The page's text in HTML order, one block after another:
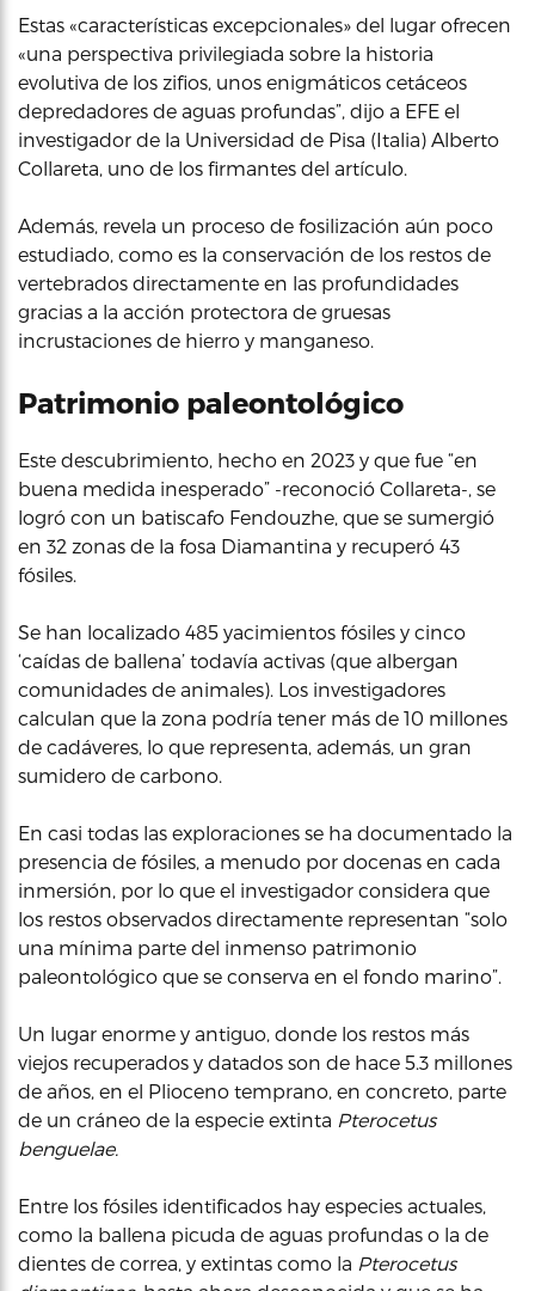
Estas «características excepcionales» del lugar ofrecen
«una perspectiva privilegiada sobre la historia
evolutiva de los zifios, unos enigmáticos cetáceos
depredadores de aguas profundas”, dijo a EFE el
investigador de la Universidad de Pisa (Italia) Alberto
Collareta, uno de los firmantes del artículo.
Además, revela un proceso de fosilización aún poco
estudiado, como es la conservación de los restos de
vertebrados directamente en las profundidades
gracias a la acción protectora de gruesas
incrustaciones de hierro y manganeso.
Patrimonio paleontológico
Este descubrimiento, hecho en 2023 y que fue “en
buena medida inesperado” -reconoció Collareta-, se
logró con un batiscafo Fendouzhe, que se sumergió
en 32 zonas de la fosa Diamantina y recuperó 43
fósiles.
Se han localizado 485 yacimientos fósiles y cinco
‘caídas de ballena’ todavía activas (que albergan
comunidades de animales). Los investigadores
calculan que la zona podría tener más de 10 millones
de cadáveres, lo que representa, además, un gran
sumidero de carbono.
En casi todas las exploraciones se ha documentado la
presencia de fósiles, a menudo por docenas en cada
inmersión, por lo que el investigador considera que
los restos observados directamente representan “solo
una mínima parte del inmenso patrimonio
paleontológico que se conserva en el fondo marino”.
Un lugar enorme y antiguo, donde los restos más
viejos recuperados y datados son de hace 5.3 millones
de años, en el Plioceno temprano, en concreto, parte
de un cráneo de la especie extinta Pterocetus
benguelae.
Entre los fósiles identificados hay especies actuales,
como la ballena picuda de aguas profundas o la de
dientes de correa, y extintas como la Pterocetus